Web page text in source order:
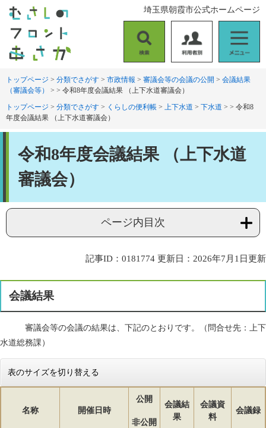
本
文
索
用
者
別
ニ
ュ
埼玉県朝霞市公式ホームページ
トップページ > 分類でさがす > 市政情報 > 審議会等の会議の公開 > 会議結果
（審議会等）
> > 令和8年度会議結果 （上下水道審議会）
トップページ > 分類でさがす > くらしの便利帳 > 上下水道 > 下水道 > > 令和8
年度会議結果 （上下水道審議会）
令和8年度会議結果 （上下水道
審議会）
ページ内目次
記事ID：0181774 更新日：2026年7月1日更新
会議結果
審議会等の会議の結果は、下記のとおりです。（問合せ先：上下
水道総務課）
表のサイズを切り替える
名称 開催日時
公開
非公開
会議結
果
会議資
料
会議録